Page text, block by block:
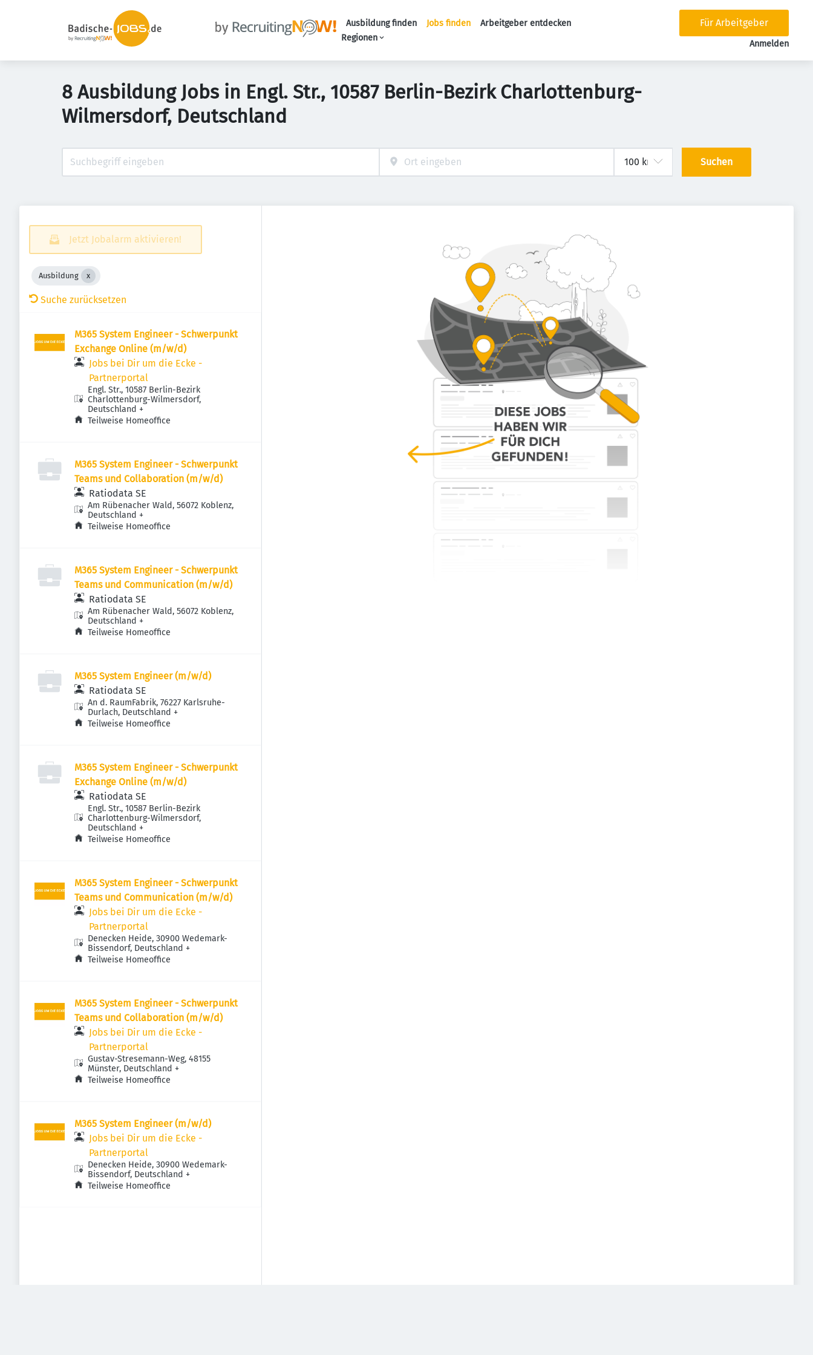
Ausbildung finden Jobs finden
Arbeitgeber entdecken
Regionen
Für Arbeitgeber
Anmelden
8 Ausbildung Jobs in Engl. Str., 10587 Berlin-Bezirk Charlottenburg-
Wilmersdorf, Deutschland
Suchen
Jetzt Jobalarm aktivieren!
Ausbildung
Suche zurücksetzen
M365 System Engineer - Schwerpunkt
Exchange Online (m/w/d)
Jobs bei Dir um die Ecke -
Partnerportal
Engl. Str., 10587 Berlin-Bezirk
Charlottenburg-Wilmersdorf,
Deutschland +
Teilweise Homeoffice
M365 System Engineer - Schwerpunkt
Teams und Collaboration (m/w/d)
Ratiodata SE
Am Rübenacher Wald, 56072 Koblenz,
Deutschland +
Teilweise Homeoffice
M365 System Engineer - Schwerpunkt
Teams und Communication (m/w/d)
Ratiodata SE
Am Rübenacher Wald, 56072 Koblenz,
Deutschland +
Teilweise Homeoffice
M365 System Engineer (m/w/d)
Ratiodata SE
An d. RaumFabrik, 76227 Karlsruhe-
Durlach, Deutschland +
Teilweise Homeoffice
M365 System Engineer - Schwerpunkt
Exchange Online (m/w/d)
Ratiodata SE
Engl. Str., 10587 Berlin-Bezirk
Charlottenburg-Wilmersdorf,
Deutschland +
Teilweise Homeoffice
M365 System Engineer - Schwerpunkt
Teams und Communication (m/w/d)
Jobs bei Dir um die Ecke -
Partnerportal
Denecken Heide, 30900 Wedemark-
Bissendorf, Deutschland +
Teilweise Homeoffice
M365 System Engineer - Schwerpunkt
Teams und Collaboration (m/w/d)
Jobs bei Dir um die Ecke -
Partnerportal
Gustav-Stresemann-Weg, 48155
Münster, Deutschland +
Teilweise Homeoffice
M365 System Engineer (m/w/d)
Jobs bei Dir um die Ecke -
Partnerportal
Denecken Heide, 30900 Wedemark-
Bissendorf, Deutschland +
Teilweise Homeoffice